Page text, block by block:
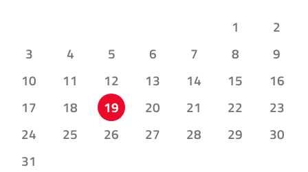
1
2
3
4 5 6 7 8
9
10
11 12 13 14 15
16
17
18 19 20 21 22
23
24
25 26 27 28 29
30
31